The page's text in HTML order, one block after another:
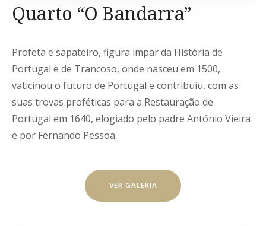
Quarto “O Bandarra”
Profeta e sapateiro, figura impar da História de
Portugal e de Trancoso, onde nasceu em 1500,
vaticinou o futuro de Portugal e contribuiu, com as
suas trovas proféticas para a Restauração de
Portugal em 1640, elogiado pelo padre António Vieira
e por Fernando Pessoa.
VER GALERIA